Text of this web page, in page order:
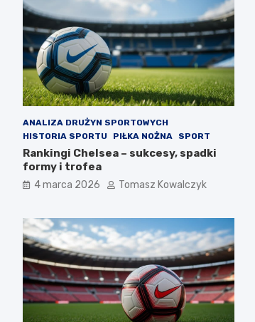
ANALIZA DRUŻYN SPORTOWYCH
HISTORIA SPORTU
PIŁKA NOŻNA SPORT
Rankingi Chelsea – sukcesy, spadki
formy i trofea
4 marca 2026 Tomasz Kowalczyk